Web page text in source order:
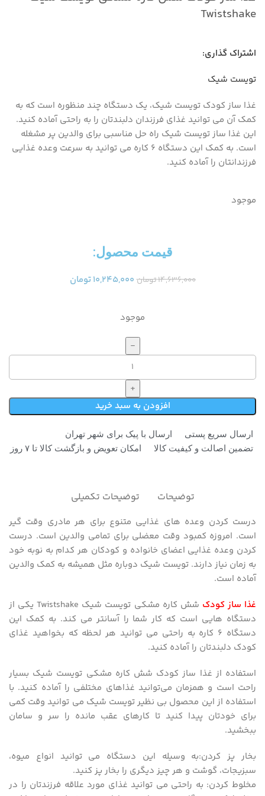
Twistshake
اشتراک گذاری:
تویست شیک
غذا ساز کودک تویست شیک، یک دستگاه چند منظوره است که به
کمک آن می توانید غذای فرزندان دلبندتان را به راحتی آماده کنید.
این غذا ساز تویست شیک راه حل مناسبی برای والدین پر مشغله
است. به کمک این دستگاه ۶ کاره می توانید به سرعت وعده غذایی
فرزندانتان را آماده کنید.
موجود
قیمت محصول:​
۱۴,۶۳۶,۰۰۰تومان ۱۰,۲۴۵,۰۰۰تومان
موجود
افزودن به سبد خرید
ارسال سریع پستی
ارسال با پیک برای شهر تهران
تضمین اصالت و کیفیت کالا
امکان تعویض و بازگشت کالا تا ۷ روز
توضیحات توضیحات تکمیلی
درست کردن وعده های غذایی متنوع برای هر مادری وقت گیر
است. امروزه کمبود وقت معضلی برای تمامی والدین است. درست
کردن وعده غذایی اعضای خانواده و کودکان هر کدام به نوبه خود
به زمان نیاز دارند. تویست شیک دوباره مثل همیشه به کمک والدین
آماده است.
غذا ساز کودک
شش کاره مشکی تویست شیک Twistshake یکی از
دستگاه‌ هایی است که کار شما را آسانتر می کند. به کمک این
دستگاه ۶ کاره به راحتی می توانید هر لحظه که بخواهید غذای
کودک دلبندتان را آماده کنید.
استفاده از غذا ساز کودک شش کاره مشکی تویست شیک بسیار
راحت است و همزمان می‌توانید غذاهای مختلفی را آماده کنید. با
استفاده از این محصول بی نظیر تویست شیک می توانید وقت کمی
برای خودتان پیدا کنید تا کارهای عقب مانده را سر و سامان
ببخشید.
بخار پز کردن:به وسیله این دستگاه می توانید انواع میوه،
سبزیجات، گوشت و هر چیز دیگری را بخار پز کنید.
مخلوط کردن: به راحتی می توانید غذای مورد علاقه فرزندتان را در